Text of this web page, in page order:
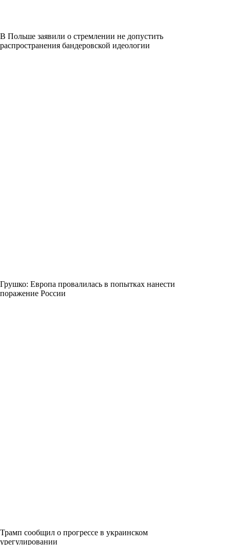
В Польше заявили о стремлении не допустить
распространения бандеровской идеологии
Грушко: Европа провалилась в попытках нанести
поражение России
Трамп сообщил о прогрессе в украинском
урегулировании